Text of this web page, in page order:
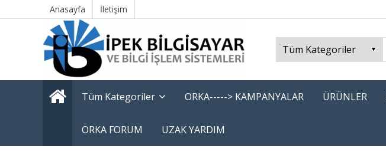
Anasayfa İletişim
Tüm Kategoriler ORKA-----> KAMPANYALAR ÜRÜNLER
ORKA FORUM UZAK YARDIM